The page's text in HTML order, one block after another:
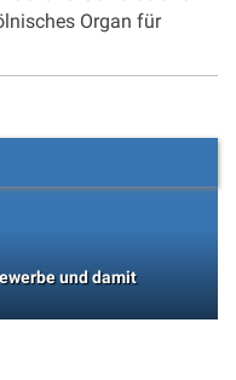
Organ für
und damit